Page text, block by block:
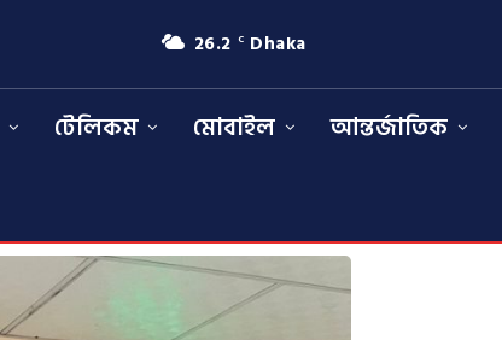
26.2 C Dhaka
টেলিকম মোবাইল আন্তর্জাতিক